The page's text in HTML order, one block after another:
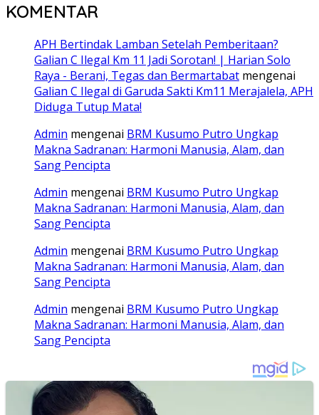
KOMENTAR
APH Bertindak Lamban Setelah Pemberitaan?
Galian C Ilegal Km 11 Jadi Sorotan! | Harian Solo
Raya - Berani, Tegas dan Bermartabat mengenai
Galian C Ilegal di Garuda Sakti Km11 Merajalela, APH
Diduga Tutup Mata!
Admin mengenai BRM Kusumo Putro Ungkap
Makna Sadranan: Harmoni Manusia, Alam, dan
Sang Pencipta
Admin mengenai BRM Kusumo Putro Ungkap
Makna Sadranan: Harmoni Manusia, Alam, dan
Sang Pencipta
Admin mengenai BRM Kusumo Putro Ungkap
Makna Sadranan: Harmoni Manusia, Alam, dan
Sang Pencipta
Admin mengenai BRM Kusumo Putro Ungkap
Makna Sadranan: Harmoni Manusia, Alam, dan
Sang Pencipta